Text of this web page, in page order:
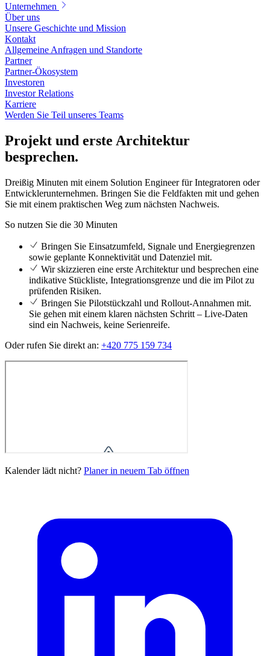
Unternehmen
Über uns
Unsere Geschichte und Mission
Kontakt
Allgemeine Anfragen und Standorte
Partner
Partner-Ökosystem
Investoren
Investor Relations
Karriere
Werden Sie Teil unseres Teams
Projekt und erste Architektur
besprechen.
Dreißig Minuten mit einem Solution Engineer für Integratoren oder
Entwicklerunternehmen. Bringen Sie die Feldfakten mit und gehen
Sie mit einem praktischen Weg zum nächsten Nachweis.
So nutzen Sie die 30 Minuten
Bringen Sie Einsatzumfeld, Signale und Energiegrenzen
sowie geplante Konnektivität und Datenziel mit.
Wir skizzieren eine erste Architektur und besprechen eine
indikative Stückliste, Integrationsgrenze und die im Pilot zu
prüfenden Risiken.
Bringen Sie Pilotstückzahl und Rollout-Annahmen mit.
Sie gehen mit einem klaren nächsten Schritt – Live-Daten
sind ein Nachweis, keine Serienreife.
Oder rufen Sie direkt an: +420 775 159 734
Kalender lädt nicht? Planer in neuem Tab öffnen